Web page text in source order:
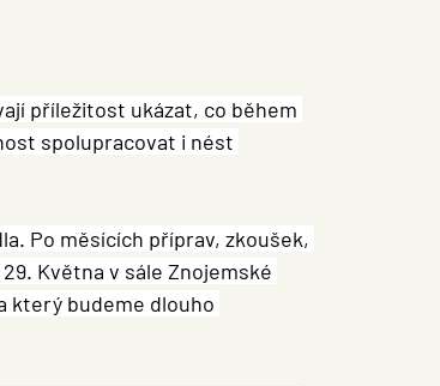
příležitost ukázat, co během
spolupracovat i nést
Po měsících příprav, zkoušek,
Května v sále Znojemské
který budeme dlouho